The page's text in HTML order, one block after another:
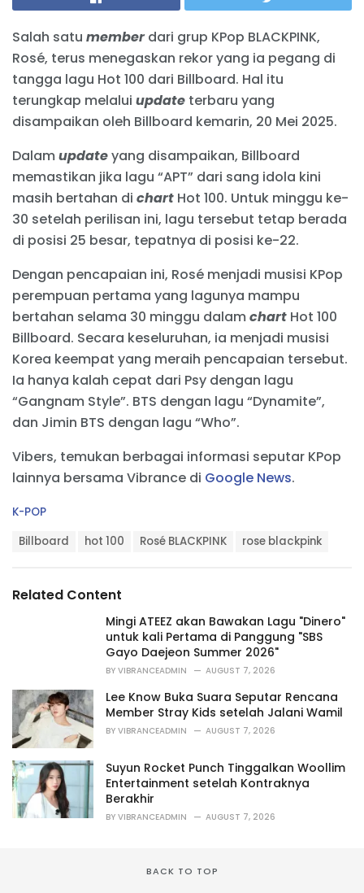
Salah satu memberdari grup KPop BLACKPINK,
Rosé, terus menegaskan rekor yang ia pegang di
tangga lagu Hot 100 dari Billboard. Hal itu
terungkap melalui update terbaru yang
disampaikan oleh Billboard kemarin, 20 Mei 2025.
Dalamupdateyang disampaikan, Billboard
memastikan jika lagu “APT” dari sang idola kini
masih bertahan di chart Hot 100. Untuk minggu ke-
30 setelah perilisan ini, lagu tersebut tetap berada
di posisi 25 besar, tepatnya di posisi ke-22.
Dengan pencapaian ini, Rosé menjadi musisi KPop
perempuan pertama yang lagunya mampu
bertahan selama 30 minggu dalamchart Hot 100
Billboard. Secara keseluruhan, ia menjadi musisi
Korea keempat yang meraih pencapaian tersebut.
Ia hanya kalah cepat dari Psy dengan lagu
“Gangnam Style”. BTS dengan lagu “Dynamite”,
dan Jimin BTS dengan lagu “Who”.
Vibers, temukan berbagai informasi seputar KPop
lainnya bersama Vibrance di Google News.
C
r
K-POP
:
Billboard hot 100 Rosé BLACKPINK rose blackpink
Related Content
Mingi ATEEZ akan Bawakan Lagu "Dinero"
untuk kali Pertama di Panggung "SBS
Gayo Daejeon Summer 2026"
BY VIBRANCEADMIN AUGUST 7, 2026
Lee Know Buka Suara Seputar Rencana
Member Stray Kids setelah Jalani Wamil
BY VIBRANCEADMIN AUGUST 7, 2026
Suyun Rocket Punch Tinggalkan Woollim
Entertainment setelah Kontraknya
Berakhir
BY VIBRANCEADMIN AUGUST 7, 2026
BACK TO TOP